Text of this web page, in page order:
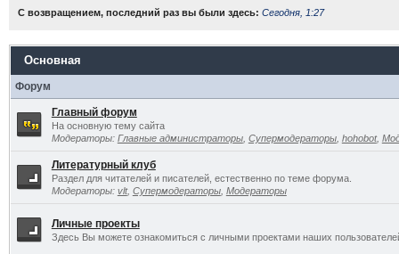
С возвращением, последний раз вы были здесь: Сегодня, 1:27
Основная
Форум
Главный форум
На основную тему сайта
Модераторы: Главные администраторы, Супермодераторы, hohobot,
Литературный клуб
Раздел для читателей и писателей, естественно по теме форума.
Модераторы: vlt, Супермодераторы, Модераторы
Личные проекты
Здесь Вы можете ознакомиться с личными проектами наших